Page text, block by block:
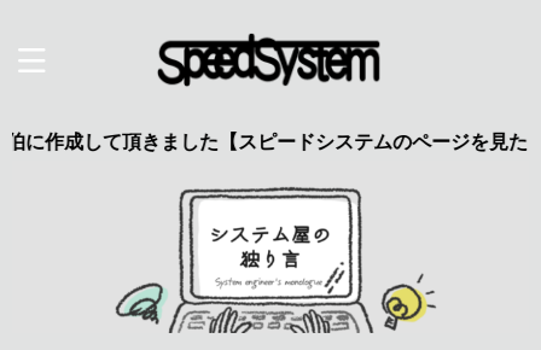
頂きました【スピードシステムのページを見た】で特典あ